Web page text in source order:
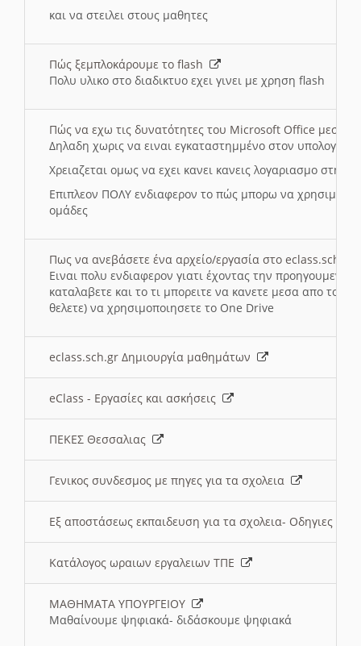
και να στειλει στους μαθητες
Πώς ξεμπλοκάρουμε το flash
Πολυ υλικο στο διαδικτυο εχει γινει με χρηση flash
Πώς να εχω τις δυνατότητες του Microsoft Office μεσω
Δηλαδη χωρις να ειναι εγκαταστημμένο στον
Χρειαζεται ομως να εχει κανει κανεις λογαριασμο στη
Επιπλεον ΠΟΛΥ ενδιαφερον το πώς μπορω να
ομάδες
Πως να ανεβάσετε ένα αρχείο/εργασία στο eclass.sch.gr
Ειναι πολυ ενδιαφερον γιατι έχοντας την
καταλαβετε και το τι μπορειτε να κανετε μεσα απο το
θελετε) να χρησιμοποιησετε το One Drive
eclass.sch.gr Δημιουργία μαθημάτων
eClass - Εργασίες και ασκήσεις
ΠΕΚΕΣ Θεσσαλιας
Γενικος συνδεσμος με πηγες για τα σχολεια
Εξ αποστάσεως εκπαιδευση για τα σχολεια- Οδηγιες
Κατάλογος ωραιων εργαλειων ΤΠΕ
ΜΑΘΗΜΑΤΑ ΥΠΟΥΡΓΕΙΟΥ
Μαθαίνουμε ψηφιακά- διδάσκουμε ψηφιακά